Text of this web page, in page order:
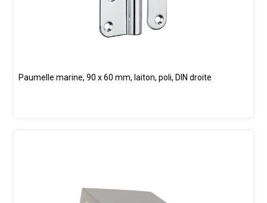
Paumelle marine, 90 x 60 mm, laiton, poli, DIN droite